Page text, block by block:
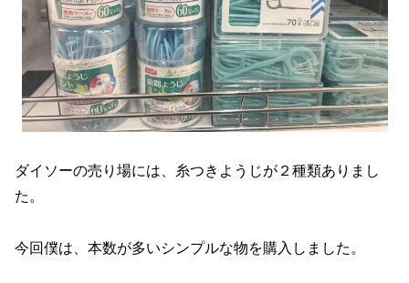
ダイソーの売り場には、糸つきようじが２種類ありまし
た。
今回僕は、本数が多いシンプルな物を購入しました。